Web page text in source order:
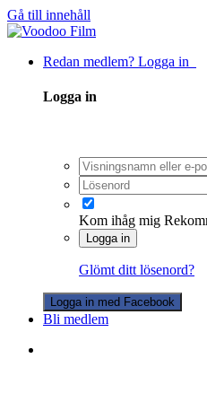
Gå till innehåll
Redan medlem? Logga in
Logga in
Kom ihåg mig
Logga in
Glömt ditt lösenord?
Logga in med Facebook
Bli medlem